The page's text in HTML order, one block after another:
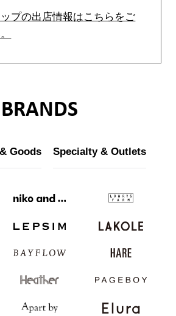
プの出店情報はこちらをご
BRANDS
Goods Specialty & Outlets